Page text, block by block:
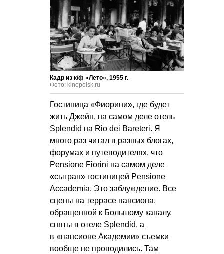
Кадр из к/ф «Лето», 1955 г.
Фото: kinopoisk.ru
Гостиница «Фиорини», где будет
жить Джейн, на самом деле отель
Splendid на Rio dei Bareteri. Я
много раз читал в разных блогах,
форумах и путеводителях, что
Pensione Fiorini на самом деле
«сыгран» гостиницей Pensione
Accademia. Это заблуждение. Все
сцены на террасе пансиона,
обращенной к Большому каналу,
сняты в отеле Splendid, а
в «пансионе Академии» съемки
вообще не проводились. Там